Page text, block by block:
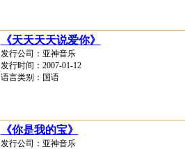
《天天天天说爱你》
发行公司：亚神音乐
发行时间：2007-01-12
语言类别：国语
《你是我的宝》
发行公司：亚神音乐